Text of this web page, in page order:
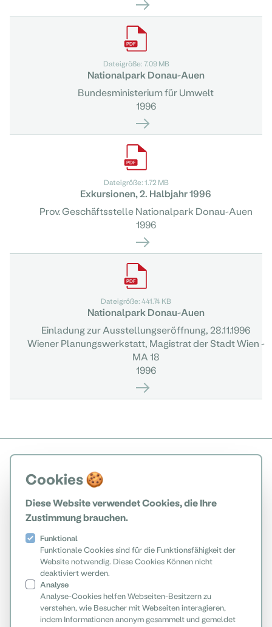
Cookies 🍪
Diese Website verwendet Cookies, die Ihre
Zustimmung brauchen.
Funktional
Funktionale Cookies sind für die Funktionsfähigkeit der
Website notwendig. Diese Cookies Können nicht
deaktiviert werden.
Analyse
Analyse-Cookies helfen Webseiten-Besitzern zu
verstehen, wie Besucher mit Webseiten interagieren,
indem Informationen anonym gesammelt und gemeldet
Dateigröße: 7.09 MB
Nationalpark Donau-Auen
Bundesministerium für Umwelt
1996
Dateigröße: 1.72 MB
Exkursionen, 2. Halbjahr 1996
Prov. Geschäftsstelle Nationalpark Donau-Auen
1996
Dateigröße: 441.74 KB
Nationalpark Donau-Auen
Einladung zur Ausstellungseröffnung, 28.11.1996
Wiener Planungswerkstatt, Magistrat der Stadt Wien -
MA 18
1996